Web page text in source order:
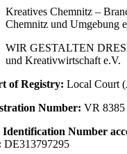
Kreatives Chemnitz –
Chemnitz und Umgebung
WIR GESTALTEN
und Kreativwirtschaft e.V.
of Registry: Local Court
Number: VR 8385
Number
DE313797295